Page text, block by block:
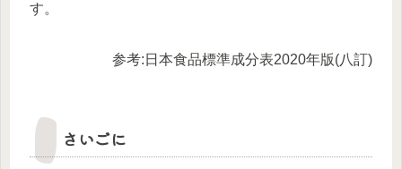
す。
参考:日本食品標準成分表2020年版(八訂)
さいごに